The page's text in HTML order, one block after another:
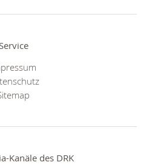
Service
Kanäle des DRK